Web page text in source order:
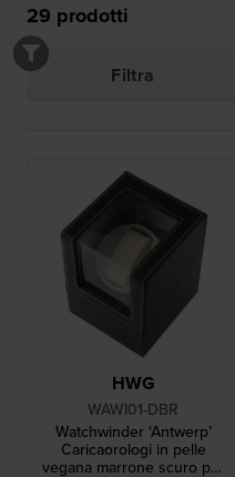
29 prodotti
Filtra
HWG
WAWI01-DBR
Watchwinder ‘Antwerp’
Caricaorologi in pelle
vegana marrone scuro per